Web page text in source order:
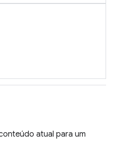
atual para um